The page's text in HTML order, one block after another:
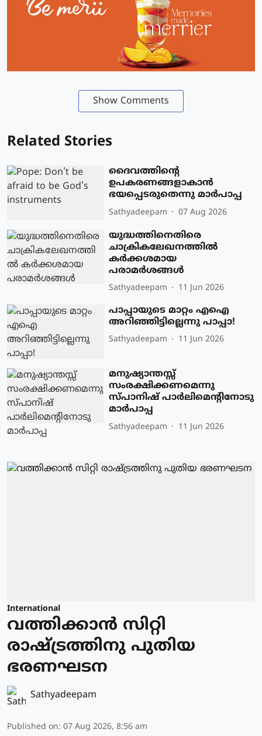
Show Comments
Related Stories
ദൈവത്തിന്റെ
ഉപകരണങ്ങളാകാന്‍
ഭയപ്പെടരുതെന്നു മാര്‍പാപ്പ
Sathyadeepam 07 Aug 2026
യുദ്ധത്തിനെതിരെ
ചാക്രികലേഖനത്തില്‍
കര്‍ക്കശമായ
പരാമര്‍ശങ്ങള്‍
Sathyadeepam 11 Jun 2026
പാപ്പായുടെ മാറ്റം എഐ
അറിഞ്ഞിട്ടില്ലെന്നു പാപ്പാ!
Sathyadeepam 11 Jun 2026
മനുഷ്യാന്തസ്സ്
സംരക്ഷിക്കണമെന്നു
സ്പാനിഷ് പാര്‍ലിമെന്റിനോടു
മാര്‍പാപ്പ
Sathyadeepam 11 Jun 2026
International
വത്തിക്കാന്‍ സിറ്റി
രാഷ്ട്രത്തിനു പുതിയ
ഭരണഘടന
Sathyadeepam
Published on: 07 Aug 2026, 8:56 am